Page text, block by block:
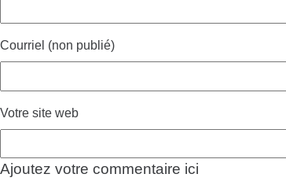
Courriel (non publié)
Votre site web
Ajoutez votre commentaire ici